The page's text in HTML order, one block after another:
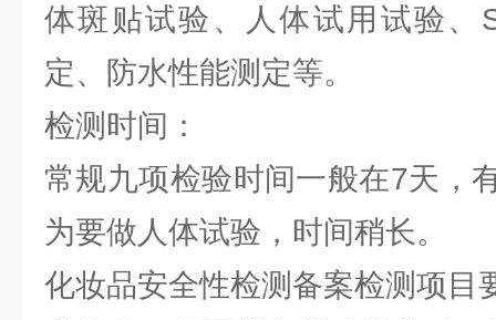
体斑贴试验、人体试用试验、
定、防水性能测定等。
检测时间：
常规九项检验时间一般在7天，
为要做人体试验，时间稍长。
化妆品安全性检测备案检测项目